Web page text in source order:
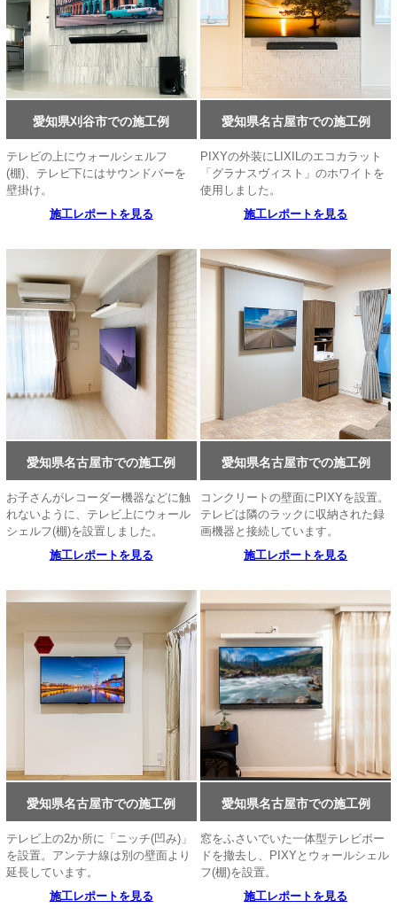
愛知県刈谷市での施工例
テレビの上にウォールシェルフ
(棚)、テレビ下にはサウンドバーを
壁掛け。
施工レポートを見る
愛知県名古屋市での施工例
PIXYの外装にLIXILのエコカラット
「グラナスヴィスト」のホワイトを
使用しました。
施工レポートを見る
愛知県名古屋市での施工例
お子さんがレコーダー機器などに触
れないように、テレビ上にウォール
シェルフ(棚)を設置しました。
施工レポートを見る
愛知県名古屋市での施工例
コンクリートの壁面にPIXYを設置。
テレビは隣のラックに収納された録
画機器と接続しています。
施工レポートを見る
愛知県名古屋市での施工例
テレビ上の2か所に「ニッチ(凹み)」
を設置。アンテナ線は別の壁面より
延長しています。
施工レポートを見る
愛知県名古屋市での施工例
窓をふさいでいた一体型テレビボー
ドを撤去し、PIXYとウォールシェル
フ(棚)を設置。
施工レポートを見る